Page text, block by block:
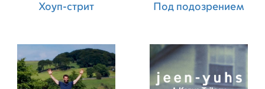
Хоуп-стрит Под подозрением